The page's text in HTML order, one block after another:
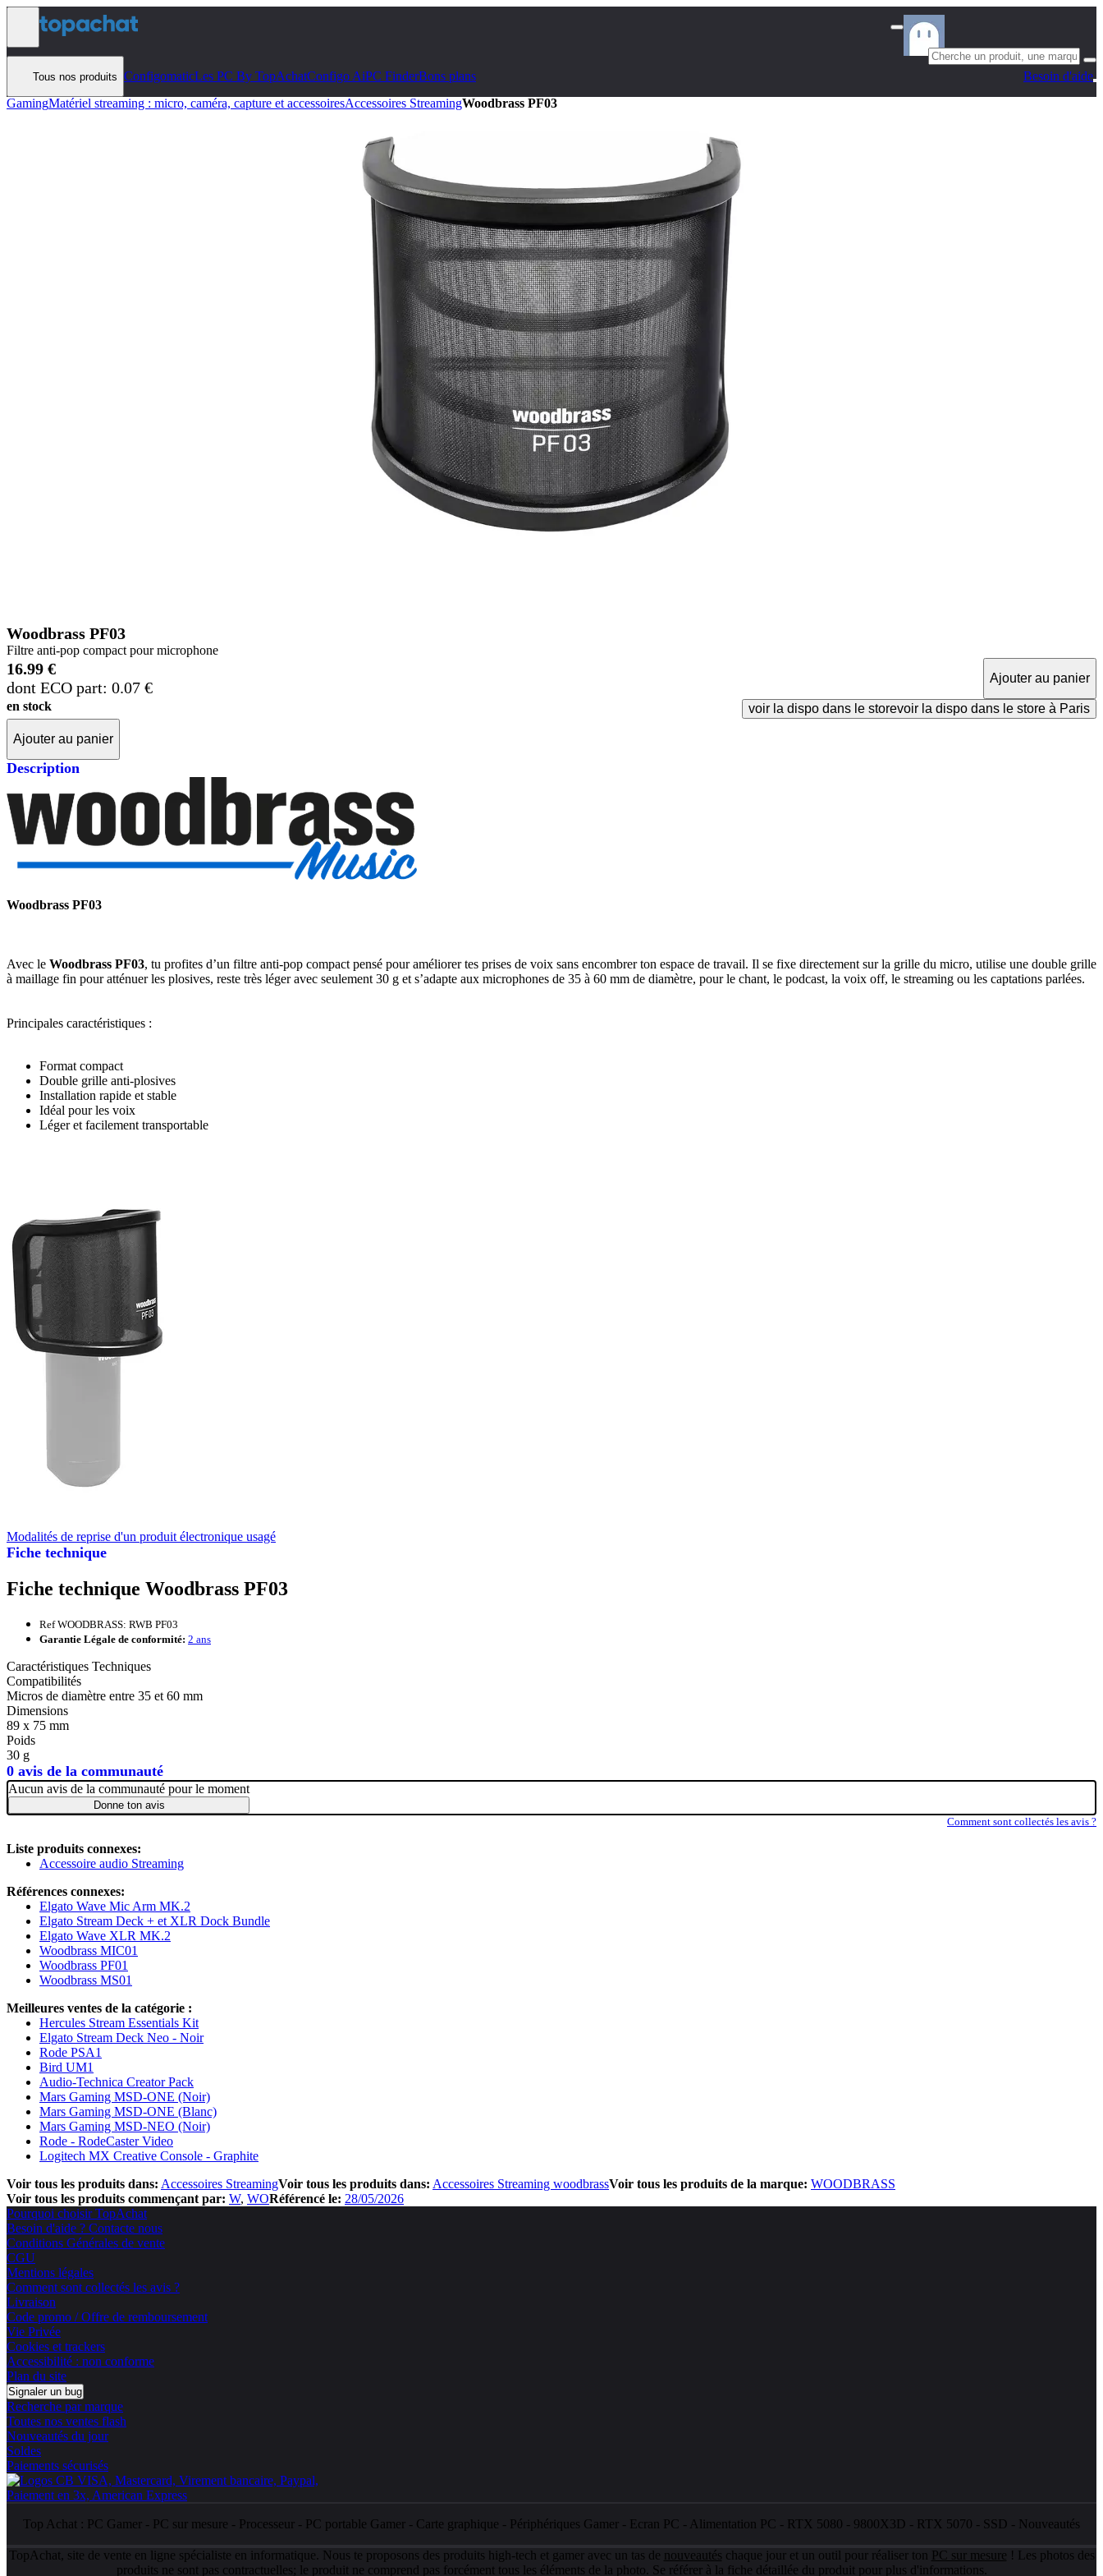
Aller au contenu
Tous nos produits ConfigomaticLes PC By TopAchatConfigo AiPC FinderBons plans
Besoin d'aide
GamingMatériel streaming : micro, caméra, capture et accessoiresAccessoires StreamingWoodbrass PF03
Woodbrass PF03
Filtre anti-pop compact pour microphone
16.99 €
dont ECO part: 0.07 €
Ajouter au panier
en stock
voir la dispo dans le storevoir la dispo dans le store à Paris
Ajouter au panier
Description
Fiche technique
0 avis de la communauté
Woodbrass PF03
Avec le Woodbrass PF03, tu profites d’un filtre anti-pop compact pensé pour améliorer tes prises de voix sans encombrer ton espace de travail. Il se fixe directement sur la grille du micro, utilise une double grille
à maillage fin pour atténuer les plosives, reste très léger avec seulement 30 g et s’adapte aux microphones de 35 à 60 mm de diamètre, pour le chant, le podcast, la voix off, le streaming ou les captations parlées.
Principales caractéristiques :
Format compact
Double grille anti-plosives
Installation rapide et stable
Idéal pour les voix
Léger et facilement transportable
Modalités de reprise d'un produit électronique usagé
Fiche technique Woodbrass PF03
Ref WOODBRASS: RWB PF03
Garantie Légale de conformité: 2 ans
Caractéristiques Techniques
Compatibilités
Micros de diamètre entre 35 et 60 mm
Dimensions
89 x 75 mm
Poids
30 g
Aucun avis de la communauté pour le moment
Donne ton avis
Comment sont collectés les avis ?
Liste produits connexes:
Accessoire audio Streaming
Références connexes:
Elgato Wave Mic Arm MK.2
Elgato Stream Deck + et XLR Dock Bundle
Elgato Wave XLR MK.2
Woodbrass MIC01
Woodbrass PF01
Woodbrass MS01
Meilleures ventes de la catégorie :
Hercules Stream Essentials Kit
Elgato Stream Deck Neo - Noir
Rode PSA1
Bird UM1
Audio-Technica Creator Pack
Mars Gaming MSD-ONE (Noir)
Mars Gaming MSD-ONE (Blanc)
Mars Gaming MSD-NEO (Noir)
Rode - RodeCaster Video
Logitech MX Creative Console - Graphite
Voir tous les produits dans: Accessoires StreamingVoir tous les produits dans: Accessoires Streaming woodbrassVoir tous les produits de la marque: WOODBRASS
Voir tous les produits commençant par: W WORéférencé le: 28/05/2026
Pourquoi choisir TopAchat
Besoin d'aide ? Contacte nous
Conditions Générales de vente
CGU
Mentions légales
Comment sont collectés les avis ?
Livraison
Code promo / Offre de remboursement
Vie Privée
Cookies et trackers
Accessibilité : non conforme
Plan du site
Signaler un bug
Recherche par marque
Toutes nos ventes flash
Nouveautés du jour
Soldes
Paiements sécurisés
Top Achat : PC Gamer - PC sur mesure - Processeur - PC portable Gamer - Carte graphique - Périphériques Gamer - Ecran PC - Alimentation PC - RTX 5080 - 9800X3D - RTX 5070 - SSD - Nouveautés
TopAchat, site de vente en ligne spécialiste en informatique. Nous te proposons des produits high-tech et gamer avec un tas de nouveautés chaque jour et un outil pour réaliser ton PC sur mesure ! Les photos des
produits ne sont pas contractuelles; le produit ne comprend pas forcément tous les éléments de la photo. Se référer à la fiche détaillée du produit pour plus d'informations.